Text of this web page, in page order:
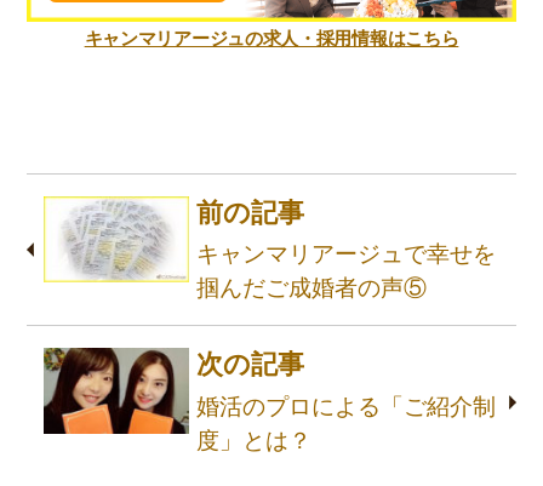
キャンマリアージュの求人・採用情報はこちら
前の記事
キャンマリアージュで幸せを
掴んだご成婚者の声⑤
次の記事
婚活のプロによる「ご紹介制
度」とは？